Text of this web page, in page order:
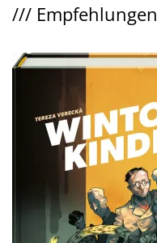
/// Empfehlungen